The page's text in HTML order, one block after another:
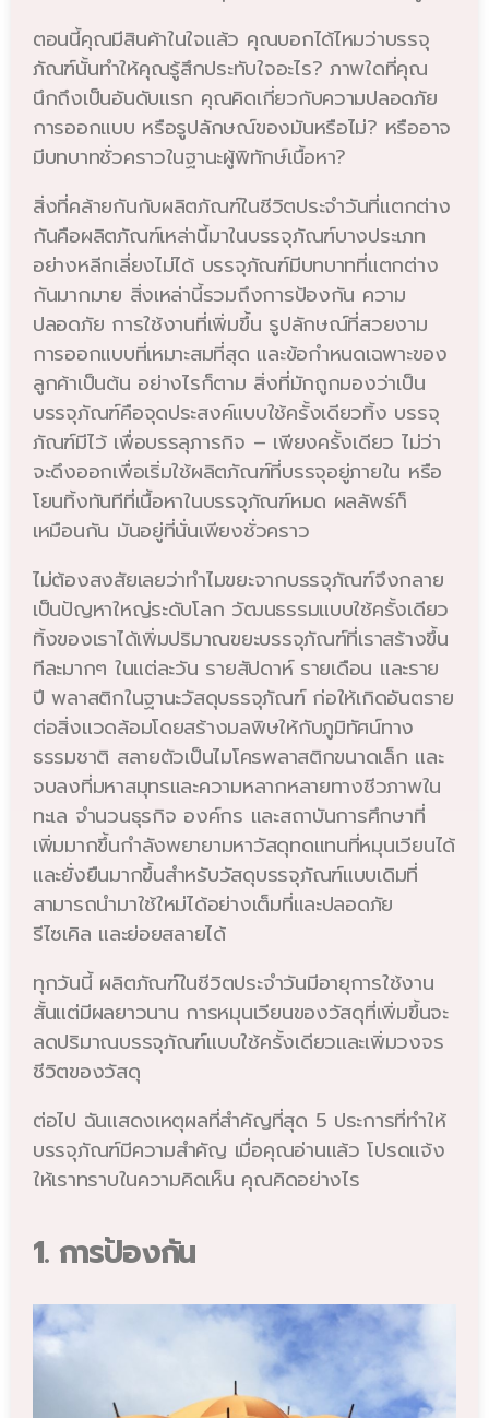
ตอนนี้คุณมีสินค้าในใจแล้ว คุณบอกได้ไหมว่าบรรจุ
ภัณฑ์นั้นทำให้คุณรู้สึกประทับใจอะไร? ภาพใดที่คุณ
นึกถึงเป็นอันดับแรก คุณคิดเกี่ยวกับความปลอดภัย
การออกแบบ หรือรูปลักษณ์ของมันหรือไม่? หรืออาจ
มีบทบาทชั่วคราวในฐานะผู้พิทักษ์เนื้อหา?
สิ่งที่คล้ายกันกับผลิตภัณฑ์ในชีวิตประจำวันที่แตกต่าง
กันคือผลิตภัณฑ์เหล่านี้มาในบรรจุภัณฑ์บางประเภท
อย่างหลีกเลี่ยงไม่ได้ บรรจุภัณฑ์มีบทบาทที่แตกต่าง
กันมากมาย สิ่งเหล่านี้รวมถึงการป้องกัน ความ
ปลอดภัย การใช้งานที่เพิ่มขึ้น รูปลักษณ์ที่สวยงาม
การออกแบบที่เหมาะสมที่สุด และข้อกำหนดเฉพาะของ
ลูกค้าเป็นต้น อย่างไรก็ตาม สิ่งที่มักถูกมองว่าเป็น
บรรจุภัณฑ์คือจุดประสงค์แบบใช้ครั้งเดียวทิ้ง บรรจุ
ภัณฑ์มีไว้ เพื่อบรรลุภารกิจ – เพียงครั้งเดียว ไม่ว่า
จะดึงออกเพื่อเริ่มใช้ผลิตภัณฑ์ที่บรรจุอยู่ภายใน หรือ
โยนทิ้งทันทีที่เนื้อหาในบรรจุภัณฑ์หมด ผลลัพธ์ก็
เหมือนกัน มันอยู่ที่นั่นเพียงชั่วคราว
ไม่ต้องสงสัยเลยว่าทำไมขยะจากบรรจุภัณฑ์จึงกลาย
เป็นปัญหาใหญ่ระดับโลก วัฒนธรรมแบบใช้ครั้งเดียว
ทิ้งของเราได้เพิ่มปริมาณขยะบรรจุภัณฑ์ที่เราสร้างขึ้น
ทีละมากๆ ในแต่ละวัน รายสัปดาห์ รายเดือน และราย
ปี พลาสติกในฐานะวัสดุบรรจุภัณฑ์ ก่อให้เกิดอันตราย
ต่อสิ่งแวดล้อมโดยสร้างมลพิษให้กับภูมิทัศน์ทาง
ธรรมชาติ สลายตัวเป็นไมโครพลาสติกขนาดเล็ก และ
จบลงที่มหาสมุทรและความหลากหลายทางชีวภาพใน
ทะเล จำนวนธุรกิจ องค์กร และสถาบันการศึกษาที่
เพิ่มมากขึ้นกำลังพยายามหาวัสดุทดแทนที่หมุนเวียนได้
และยั่งยืนมากขึ้นสำหรับวัสดุบรรจุภัณฑ์แบบเดิมที่
สามารถนำมาใช้ใหม่ได้อย่างเต็มที่และปลอดภัย
รีไซเคิล และย่อยสลายได้
ทุกวันนี้ ผลิตภัณฑ์ในชีวิตประจำวันมีอายุการใช้งาน
สั้นแต่มีผลยาวนาน การหมุนเวียนของวัสดุที่เพิ่มขึ้นจะ
ลดปริมาณบรรจุภัณฑ์แบบใช้ครั้งเดียวและเพิ่มวงจร
ชีวิตของวัสดุ
ต่อไป ฉันแสดงเหตุผลที่สำคัญที่สุด 5 ประการที่ทำให้
บรรจุภัณฑ์มีความสำคัญ เมื่อคุณอ่านแล้ว โปรดแจ้ง
ให้เราทราบในความคิดเห็น คุณคิดอย่างไร
1. การป้องกัน